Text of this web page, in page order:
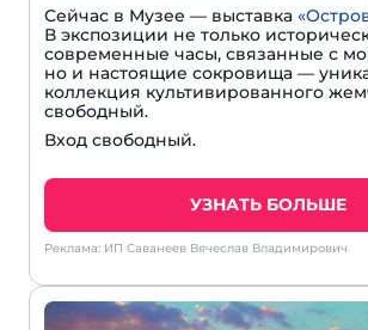
Сейчас в Музее — выставка
В экспозиции не только
современные часы, связанные с
но и настоящие сокровища —
коллекция культивированного
свободный.
Вход свободный.
УЗНАТЬ БОЛЬШЕ
Реклама: ИП Саванеев Вячеслав Владимирович